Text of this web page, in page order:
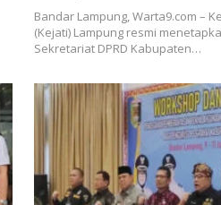
Bandar Lampung, Warta9.com –
(Kejati) Lampung resmi
Sekretariat DPRD Kabupaten…